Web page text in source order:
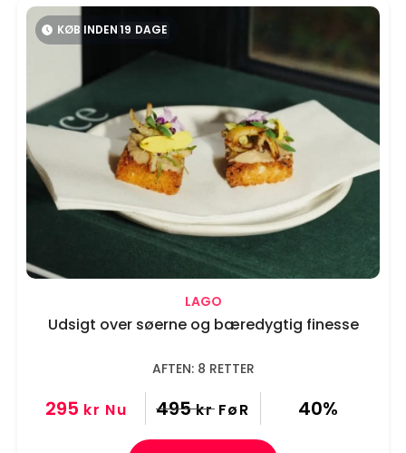
LAGO
Udsigt over søerne og bæredygtig finesse
AFTEN: 8 RETTER
295 kr Nu 495 kr FøR 40%
KØB INDEN19 DAGE